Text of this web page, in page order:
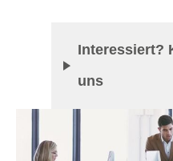
Interessiert?
uns